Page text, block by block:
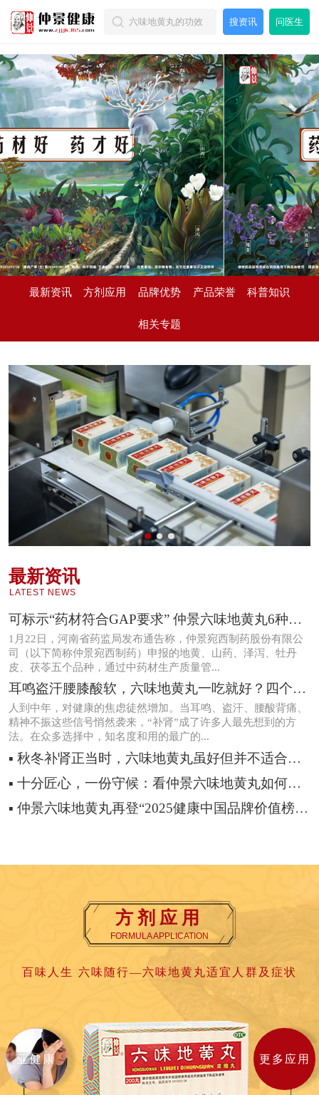
搜资讯 问医生
最新资讯 方剂应用 品牌优势 产品荣誉 科普知识
相关专题
最新资讯
LATEST NEWS
可标示“药材符合GAP要求” 仲景六味地黄丸6种药材通过GAP延伸检查
1月22日，河南省药监局发布通告称，仲景宛西制药股份有限公
司（以下简称仲景宛西制药）申报的地黄、山药、泽泻、牡丹
皮、茯苓五个品种，通过中药材生产质量管...
耳鸣盗汗腰膝酸软，六味地黄丸一吃就好？四个反馈揭开补肾真相
人到中年，对健康的焦虑徒然增加。当耳鸣、盗汗、腰酸背痛、
精神不振这些信号悄然袭来，“补肾”成了许多人最先想到的方
法。在众多选择中，知名度和用的最广的...
▪ 秋冬补肾正当时，六味地黄丸虽好但并不适合所有人
▪ 十分匠心，一份守候：看仲景六味地黄丸如何从源头“养”出好品质
▪ 仲景六味地黄丸再登“2025健康中国品牌价值榜”，荣获西普金奖
方剂应用
FORMULA APPLICATION
百味人生 六味随行—六味地黄丸适宜人群及症状
亚健康 更多应用